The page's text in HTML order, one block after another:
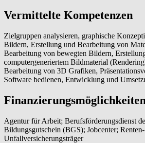
Vermittelte Kompetenzen
Zielgruppen analysieren, graphische
Bildern, Erstellung und Bearbeitung von
Bearbeitung von bewegten Bildern,
computergeneriertem Bildmaterial
Bearbeitung von 3D Grafiken,
Software bedienen, Entwicklung und
Finanzierungsmöglichkeiten
Agentur für Arbeit; Berufsförderungsdienst
Bildungsgutschein (BGS); Jobcenter;
Unfallversicherungsträger